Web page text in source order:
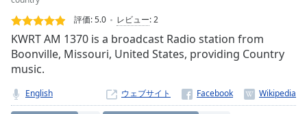
Loaded:
0.00%
Stream
TypeLIVE
Seek to
currently
behind
liveLIVE
評価:5.0 レビュー:2
KWRT AM 1370 is a broadcast Radio station from
Boonville, Missouri, United States, providing Country
music.
English ウェブサイト